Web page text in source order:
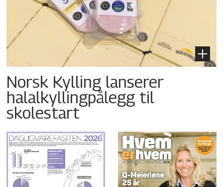
Norsk Kylling lanserer
halalkyllingpålegg til
skolestart